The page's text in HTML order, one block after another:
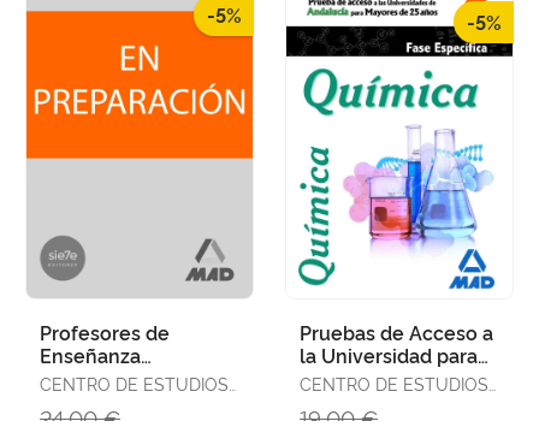
-5%
Profesores de
Enseñanza
Secundaria.
CENTRO DE ESTUDIOS
-5%
Pruebas de Acceso a
la Universidad para
Mayores de 25 Años
CENTRO DE ESTUDIOS